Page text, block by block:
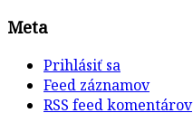
Meta
Prihlásiť sa
Feed záznamov
RSS feed komentárov